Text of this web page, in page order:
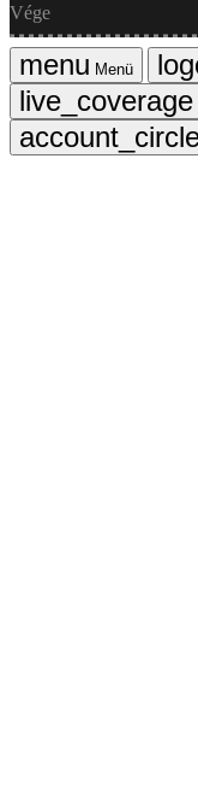
Vége
Menü